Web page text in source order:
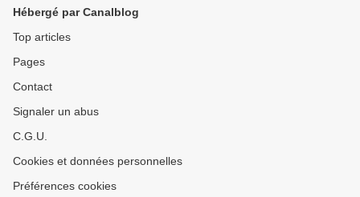
Hébergé par Canalblog
Top articles
Pages
Contact
Signaler un abus
C.G.U.
Cookies et données personnelles
Préférences cookies